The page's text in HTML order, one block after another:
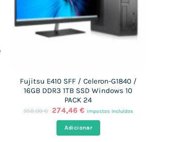
Fujitsu E410 SFF / Celeron-G1840 /
16GB DDR3 1TB SSD Windows 10
PACK 24
358,00€
O
original
era:
274,46 €O
preço
atual
é:
impostos incluídos
Adicionar